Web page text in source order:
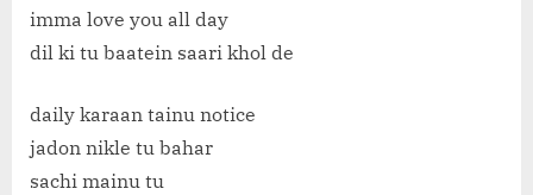
imma love you all day
dil ki tu baatein saari khol de
daily karaan tainu notice
jadon nikle tu bahar
sachi mainu tu